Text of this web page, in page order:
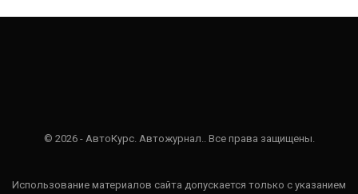
© 2026 - АвтоКурс. Автожурнал.. Все права защищены.
Использование материалов сайта допускается только с указанием